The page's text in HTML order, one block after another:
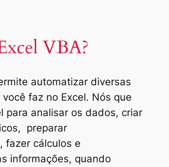
VBA?
automatizar diversas
você faz no Excel. Nós que
para analisar os dados, criar
, preparar
, fazer cálculos e
informações, quando